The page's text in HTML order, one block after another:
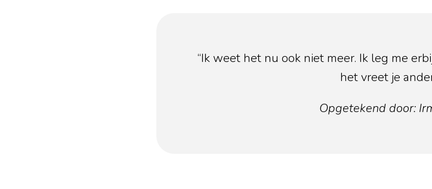
“Ik weet het nu ook niet meer. Ik leg me
het vreet je
Opgetekend door: